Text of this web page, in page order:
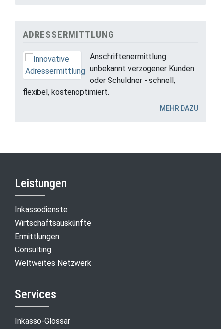
ADRESSERMITTLUNG
Anschriftenermittlung
unbekannt verzogener Kunden
oder Schuldner - schnell,
flexibel, kostenoptimiert.
MEHR DAZU
Leistungen
Inkassodienste
Wirtschaftsauskünfte
Ermittlungen
Consulting
Weltweites Netzwerk
Services
Inkasso-Glossar